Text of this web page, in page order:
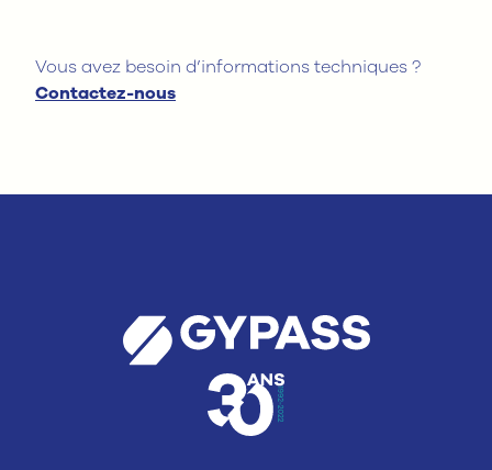
Vous avez besoin d’informations techniques ?
Contactez-nous